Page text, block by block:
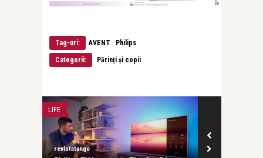
Tag-uri: AVENT · Philips
Categorii: Părinți și copii
LIFE
revistatango